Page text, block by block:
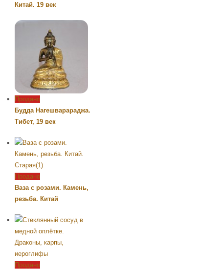
Китай. 19 век
Продано
Будда Нагешварараджа.
Тибет, 19 век
Продано
Ваза с розами. Камень,
резьба. Китай
Продано